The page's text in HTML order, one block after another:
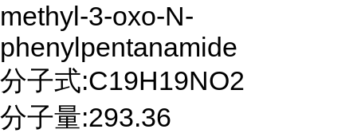
methyl-3-oxo-N-
phenylpentanamide
分子式:C19H19NO2
分子量:293.36